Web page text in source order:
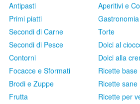
Antipasti
Primi piatti
Secondi di Carne
Secondi di Pesce
Contorni
Focacce e Sformati
Brodi e Zuppe
Frutta
Aperitivi e
Gastronomia
Torte
Dolci al
Dolci alla
Ricette base
Ricette sane
Ricette per